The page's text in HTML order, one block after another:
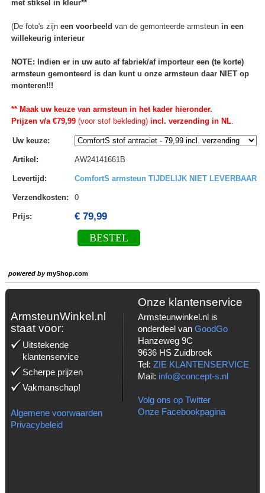
met stiksel in kleur**
(De foto's zijn een voorbeeld van de gemonteerde armsteun in een
willekeurig interieur
NOTE: Indien er in uw auto af fabriek/af importeur een (te korte)
armsteun gemonteerd is dan kunt u onze armsteun daar NIET op
monteren!!!
** Maak uw keuze van armsteun in het kader hieronder.
Prijzen v/a €79,99(voor stof bekleding)incl. verzending in NL.
Uw keuze:
Artikel : AW24141661B
Levertijd : ComfortS armsteun TIJDELIJK NIET LEVERBAAR
Verzendkosten: 0
Prijs: € 79,99
BESTEL
powered bymyShop.com
ArmsteunWinkel.nl
staat voor:
Uitstekende
klantenservice
Scherpe prijzen
Vakmanschap!
Algemene voorwaarden
Privacybeleid
Onze klantenservice
Armsteunwinkel.nl is
onderdeel van GoodGo
Hanzeweg 9C
9636 HS Zuidbroek
Tel: ZIE KLANTENSERVICE
Mail: info@concept-s.nl
Volg ons op Twitter
Onze Facebookpagina